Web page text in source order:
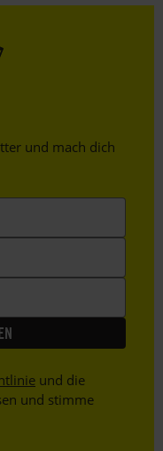
und mach dich
und die
und stimme